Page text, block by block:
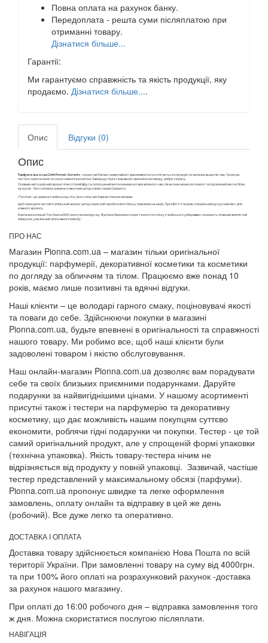
Повна оплата на рахунок банку.
Передоплата - решта суми післяплатою при
отриманні товару.
Дізнатися більше...
Гарантії:
Ми гарантуємо справжність та якість продукції, яку
продаємо. Дізнатися більше....
Опис Відгуки (0)
Опис
Парфумована вода Gritti Pomelo Sorrento- іскристий баланс незвичайної і дивовижної ноти сплітається з прозорістю зелених акцентів чаю. Троянда
пестить їх витонченістю своєї символічної квітки. Завершує букет виразною гармонією ветиверу, амбри та ірису.
Освіжаючий і радісний аромат м'якоті грейпфрута, полегшений витонченими нотами зеленого чаю, пікантним нюансом помело та підсилений міксом білих
мускусів - бестселерна данина славетним цитрусовим садам Сорренто.
I Turchesi - це данина італійському літу, його сліпучим барвам і легким запахам.
Щоб передати чистий італійський аромат цитрусових олій і зробити його більш тривалим на шкірі, Лука Грітті створив спеціальний мускусний мікс для
кожного аромату.
Ковпачки колекції I Turchesi на 100% виготовлені вручну. Відтінки бірюзового моря та золотого піску італійського узбережжя створюють плавний хвилястий
візерунок, унікальний для кожного виробу.
ПРО НАС
Магазин Pionna.com.ua – магазин тільки оригінальної
продукції: парфумерії, декоративної косметики та косметики
по догляду за обличчям та тілом. Працюємо вже понад 10
років, маємо лише позитивні та вдячні відгуки.
Наші клієнти – це володарі гарного смаку, поціновувачі якості
та поваги до себе. Здійснюючи покупки в магазині
Pionna.com.ua, будьте впевнені в оригінальності та справжності
нашого товару. Ми робимо все, щоб наші клієнти були
задоволені товаром і якістю обслуговування.
Наш онлайн-магазин Pionna.com.ua дозволяє вам порадувати
себе та своїх близьких приємними подарунками. Даруйте
подарунки за найвигіднішими цінами. У нашому асортименті
присутні також і тестери на парфумерію та декоративну
косметику, що дає можливість нашим покупцям суттєво
економити, роблячи гідні подарунки чи покупки. Тестер - це той
самий оригінальний продукт, але у спрощеній формі упаковки
(технічна упаковка). Якість товару-тестера нічим не
відрізняється від продукту у повній упаковці. Зазвичай, частіше
тестер представлений у максимальному обсязі (парфуми).
Pionna.com.ua пропонує швидке та легке оформлення
замовлень, оплату онлайн та відправку в цей же день
(робочий). Все дуже легко та оперативно.
ДОСТАВКА І ОПЛАТА
Доставка товару здійснюється компанією Нова Пошта по всій
території України. При замовленні товару на суму від 4000грн.
та при 100% його оплаті на розрахунковий рахунок -доставка
за рахунок нашого магазину.
При оплаті до 16:00 робочого дня – відправка замовлення того
ж дня. Можна скористатися послугою післяплати.
НАВІГАЦІЯ